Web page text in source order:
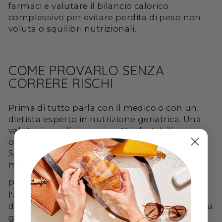
farmaci e valutare il bilancio calorico
complessivo per evitare perdita di peso non
voluta o squilibri nutrizionali.
COME PROVARLO SENZA
CORRERE RISCHI
Prima di tutto parla con il medico o con un
dietista esperto in nutrizione geriatrica. Una
valutazione clinica permette di stabilire
obiettivi realistici e di evitare complicazioni.
Spesso si parte con piccoli aggiustamenti per
monitorare la risposta.
Preferisci proteine di alta qualità e distribuisci
l'apporto lungo la giornata. Integrare attività
di forza due o tre volte alla settimana potenzia
gli effetti delle proteine e protegge la